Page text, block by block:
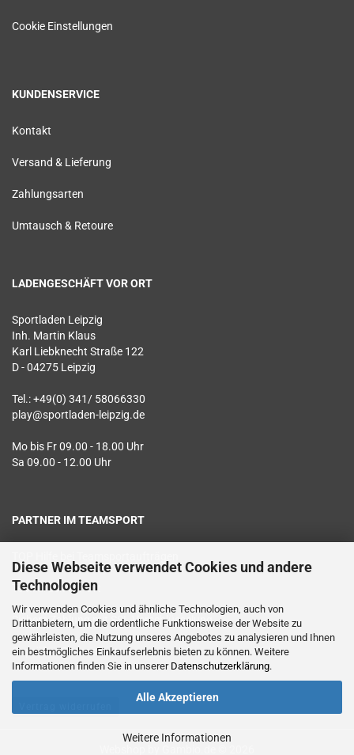
Diese Webseite verwendet Cookies und andere
Technologien
Wir verwenden Cookies und ähnliche Technologien, auch von
Drittanbietern, um die ordentliche Funktionsweise der Website zu
gewährleisten, die Nutzung unseres Angebotes zu analysieren und Ihnen
ein bestmögliches Einkaufserlebnis bieten zu können. Weitere
Informationen finden Sie in unserer Datenschutzerklärung.
Alle Akzeptieren
Weitere Informationen
Cookie Einstellungen
KUNDENSERVICE
Kontakt
Versand & Lieferung
Zahlungsarten
Umtausch & Retoure
LADENGESCHÄFT VOR ORT
Sportladen Leipzig
Inh. Martin Klaus
Karl Liebknecht Straße 122
D - 04275 Leipzig
Tel.: +49(0) 341/ 58066330
play@sportladen-leipzig.de
Mo bis Fr 09.00 - 18.00 Uhr
Sa 09.00 - 12.00 Uhr
PARTNER IM TEAMSPORT
Textildruck vor Ort
Sichere Zahlung mit SSL Verschlüsselung
Geprüfter Datenschutz